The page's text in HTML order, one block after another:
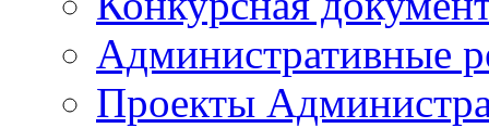
Административные
Проекты